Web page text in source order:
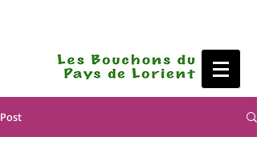
Post